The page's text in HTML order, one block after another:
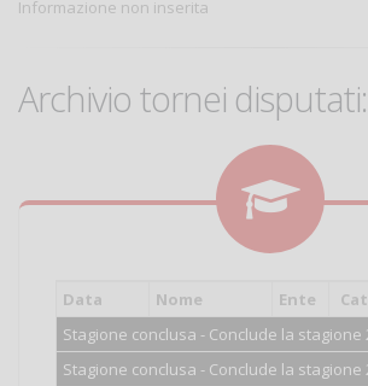
Informazione non inserita
Archivio tornei disputati:
Data Nome Ente
Stagione conclusa - Conclude la stagione
Stagione conclusa - Conclude la stagione